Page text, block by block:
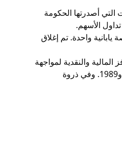
التي أصدرتها الحكومة
الأسهم.
واحدة. تم إغلاق
والنقدية لمواجهة
ركود سببه ارتفاع الين الياباني بنسبة 50% في بداية العقد. وتضاعفت أسعار الأسهم وقيم الأراضي ثلاث مرات بين عامي 1985 و1989. وفي ذروة